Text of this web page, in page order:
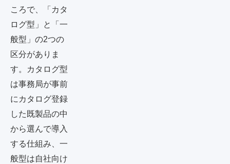
ころで、「カタ
ログ型」と「一
般型」の2つの
区分がありま
す。カタログ型
は事務局が事前
にカタログ登録
した既製品の中
から選んで導入
する仕組み、一
般型は自社向け